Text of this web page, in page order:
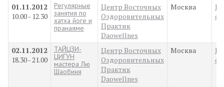
01.11.2012
10.00 - 12.30
Регулярные
занятия по
хатха йоге и
пранаяме
Центр Восточных
Оздоровительных
Практик
Daowellnes
Москва
02.11.2012
18.30 - 21.00
ТАЙЦЗИ-
ЦИГУН
мастера Лю
Шаобиня
Центр Восточных
Оздоровительных
Практик
Daowellnes
Москва